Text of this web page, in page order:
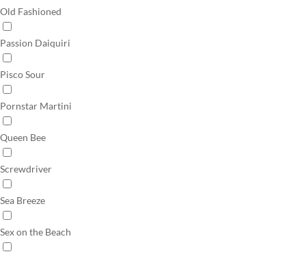
Old Fashioned
Passion Daiquiri
Pisco Sour
Pornstar Martini
Queen Bee
Screwdriver
Sea Breeze
Sex on the Beach